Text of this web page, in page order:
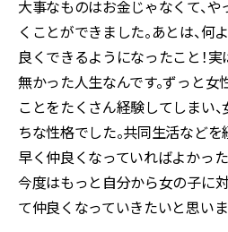
大事なものはお金じゃなくて、
くことができました。あとは、
良くできるようになったこと！
無かった人生なんです。ずっと女
ことをたくさん経験してしまい
ちな性格でした。共同生活など
早く仲良くなっていればよかった
今度はもっと自分から女の子に
て仲良くなっていきたいと思いま